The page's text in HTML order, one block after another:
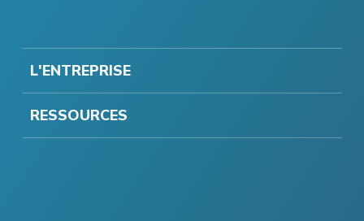
L'ENTREPRISE
RESSOURCES